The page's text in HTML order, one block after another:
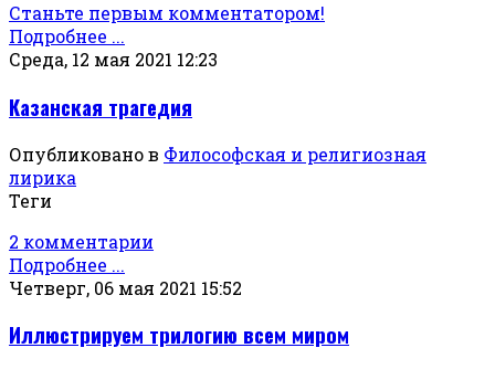
Станьте первым комментатором!
Подробнее ...
Среда, 12 мая 2021 12:23
Казанская трагедия
Опубликовано в Философская и религиозная
лирика
Теги
2 комментарии
Подробнее ...
Четверг, 06 мая 2021 15:52
Иллюстрируем трилогию всем миром